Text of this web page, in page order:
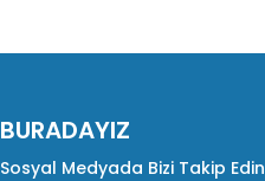
BURADAYIZ
Sosyal Medyada Bizi Takip Edin